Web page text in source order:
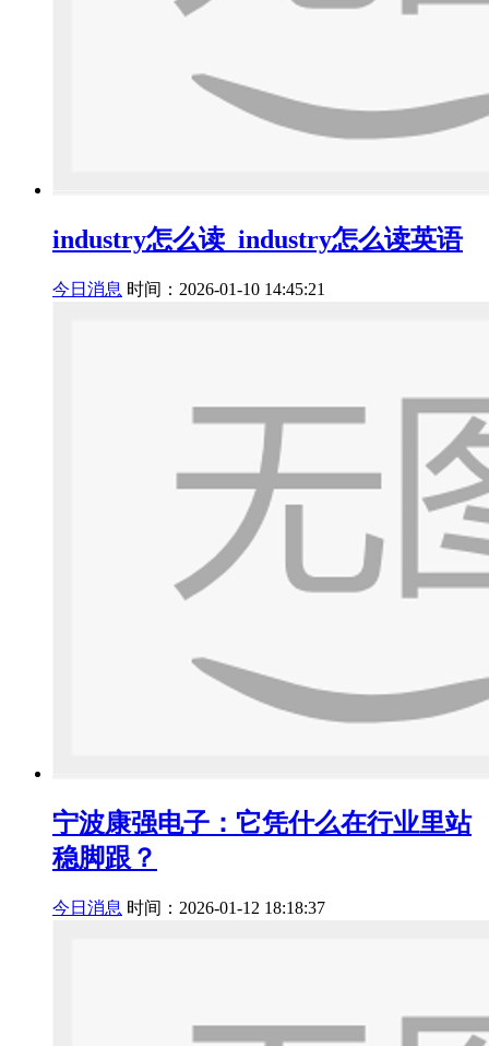
industry怎么读_industry怎么读英语
今日消息 时间：2026-01-10 14:45:21
宁波康强电子：它凭什么在行业里站
稳脚跟？
今日消息 时间：2026-01-12 18:18:37